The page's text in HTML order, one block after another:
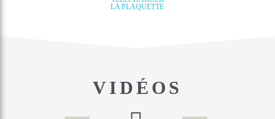
LA PLAQUETTE
VIDÉOS